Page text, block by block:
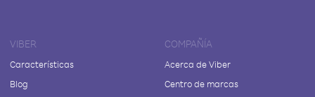
VIBER
Características
Blog
COMPAÑÍA
Acerca de Viber
Centro de marcas